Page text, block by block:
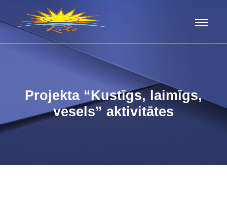
Projekta “Kustīgs, laimīgs,
vesels” aktivitātes